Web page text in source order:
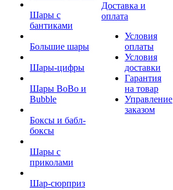
Шары с
бантиками
Большие шары
Шары-цифры
Шары BoBo и
Bubble
Боксы и бабл-
боксы
Шары с
приколами
Шар-сюрприз
Доставка и
оплата
Условия
оплаты
Условия
доставки
Гарантия
на товар
Управление
заказом